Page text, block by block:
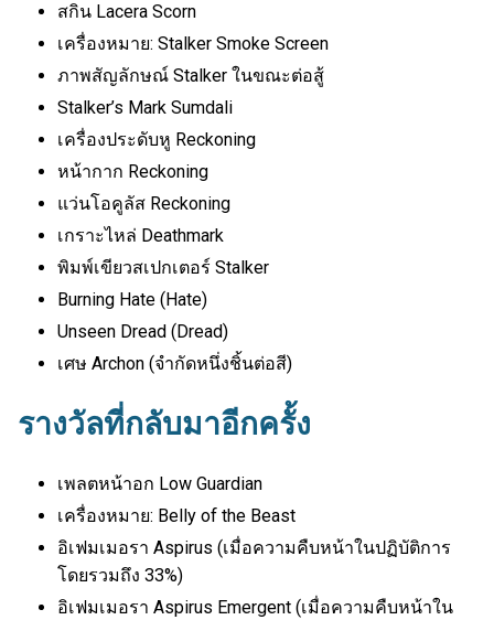
สกิน Lacera Scorn
เครื่องหมาย: Stalker Smoke Screen
ภาพสัญลักษณ์ Stalker ในขณะต่อสู้
Stalker’s Mark Sumdali
เครื่องประดับหู Reckoning
หน้ากาก Reckoning
แว่นโอคูลัส Reckoning
เกราะไหล่ Deathmark
พิมพ์เขียวสเปกเตอร์ Stalker
Burning Hate (Hate)
Unseen Dread (Dread)
เศษ Archon (จำกัดหนึ่งชิ้นต่อสี)
รางวัลที่กลับมาอีกครั้ง
เพลตหน้าอก Low Guardian
เครื่องหมาย: Belly of the Beast
อิเฟมเมอรา Aspirus (เมื่อความคืบหน้าในปฏิบัติการ
โดยรวมถึง 33%)
อิเฟมเมอรา Aspirus Emergent (เมื่อความคืบหน้าใน